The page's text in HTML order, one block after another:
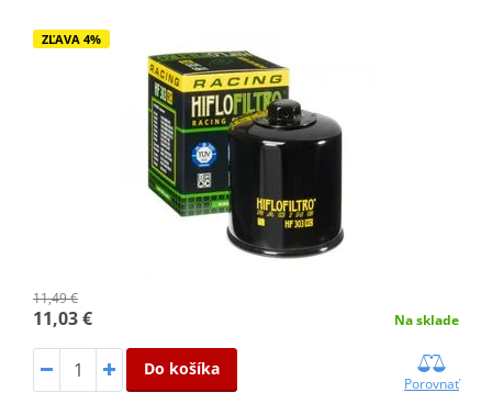
ZĽAVA 4%
11,49 €
11,03 € Na sklade
Do košíka
Porovnať